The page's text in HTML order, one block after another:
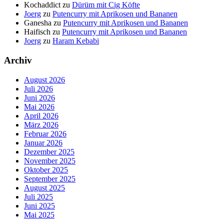
Kochaddict zu Dürüm mit Cig Köfte
Joerg zu Putencurry mit Aprikosen und Bananen
Ganesha zu Putencurry mit Aprikosen und Bananen
Haifisch zu Putencurry mit Aprikosen und Bananen
Joerg zu Haram Kebabi
Archiv
August 2026
Juli 2026
Juni 2026
Mai 2026
April 2026
März 2026
Februar 2026
Januar 2026
Dezember 2025
November 2025
Oktober 2025
September 2025
August 2025
Juli 2025
Juni 2025
Mai 2025